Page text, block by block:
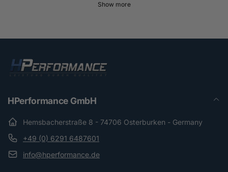
Show more
HPerformance GmbH
Hemsbacherstraße 8 - 74706 Osterburken - Germany
+49 (0) 6291 6487601
info@hperformance.de